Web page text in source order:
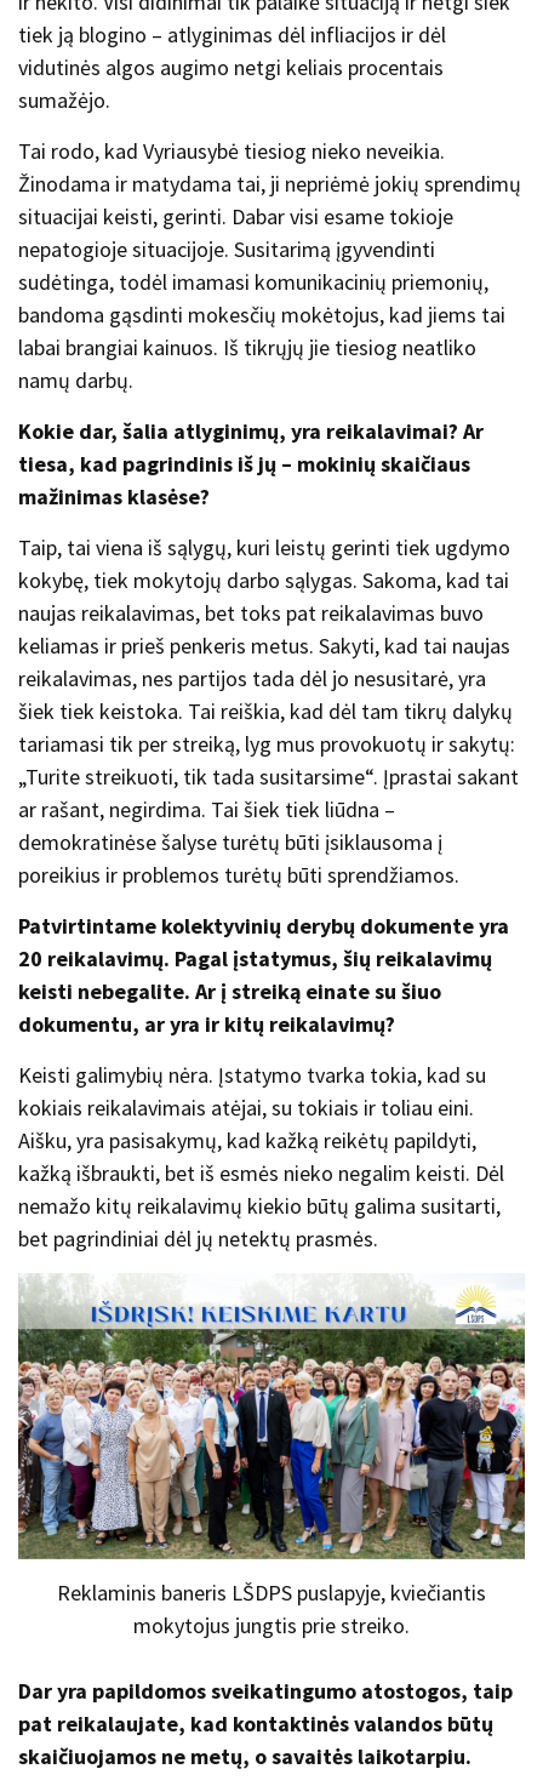
tiek ją blogino – atlyginimas dėl infliacijos ir dėl
vidutinės algos augimo netgi keliais procentais
sumažėjo.
Tai rodo, kad Vyriausybė tiesiog nieko neveikia.
Žinodama ir matydama tai, ji nepriėmė jokių sprendimų
situacijai keisti, gerinti. Dabar visi esame tokioje
nepatogioje situacijoje. Susitarimą įgyvendinti
sudėtinga, todėl imamasi komunikacinių priemonių,
bandoma gąsdinti mokesčių mokėtojus, kad jiems tai
labai brangiai kainuos. Iš tikrųjų jie tiesiog neatliko
namų darbų.
Kokie dar, šalia atlyginimų, yra reikalavimai? Ar
tiesa, kad pagrindinis iš jų – mokinių skaičiaus
mažinimas klasėse?
Taip, tai viena iš sąlygų, kuri leistų gerinti tiek ugdymo
kokybę, tiek mokytojų darbo sąlygas. Sakoma, kad tai
naujas reikalavimas, bet toks pat reikalavimas buvo
keliamas ir prieš penkeris metus. Sakyti, kad tai naujas
reikalavimas, nes partijos tada dėl jo nesusitarė, yra
šiek tiek keistoka. Tai reiškia, kad dėl tam tikrų dalykų
tariamasi tik per streiką, lyg mus provokuotų ir sakytų:
„Turite streikuoti, tik tada susitarsime“. Įprastai sakant
ar rašant, negirdima. Tai šiek tiek liūdna –
demokratinėse šalyse turėtų būti įsiklausoma į
poreikius ir problemos turėtų būti sprendžiamos.
Patvirtintame kolektyvinių derybų dokumente yra
20 reikalavimų. Pagal įstatymus, šių reikalavimų
keisti nebegalite. Ar į streiką einate su šiuo
dokumentu, ar yra ir kitų reikalavimų?
Keisti galimybių nėra. Įstatymo tvarka tokia, kad su
kokiais reikalavimais atėjai, su tokiais ir toliau eini.
Aišku, yra pasisakymų, kad kažką reikėtų papildyti,
kažką išbraukti, bet iš esmės nieko negalim keisti. Dėl
nemažo kitų reikalavimų kiekio būtų galima susitarti,
bet pagrindiniai dėl jų netektų prasmės.
Reklaminis baneris LŠDPS puslapyje, kviečiantis
mokytojus jungtis prie streiko.
Dar yra papildomos sveikatingumo atostogos, taip
pat reikalaujate, kad kontaktinės valandos būtų
skaičiuojamos ne metų, o savaitės laikotarpiu.